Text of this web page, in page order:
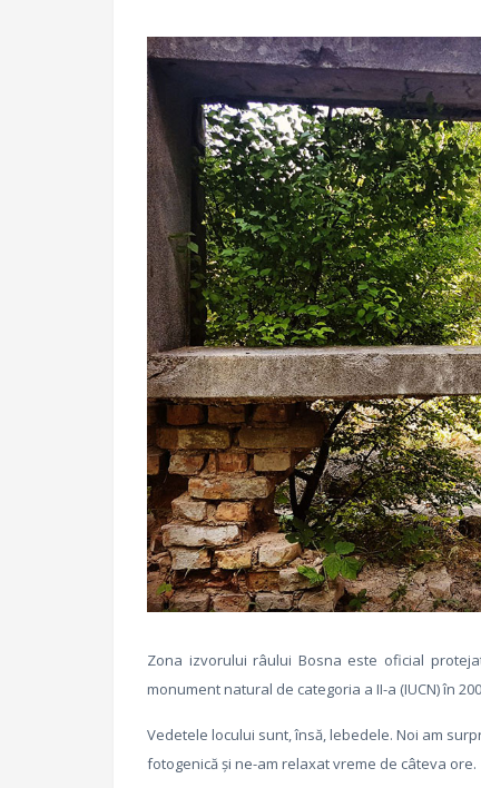
Zona izvorului râului Bosna este oficial
monument natural de categoria a II-a (IUCN) în
Vedetele locului sunt, însă, lebedele. Noi am
fotogenică și ne-am relaxat vreme de câteva ore.